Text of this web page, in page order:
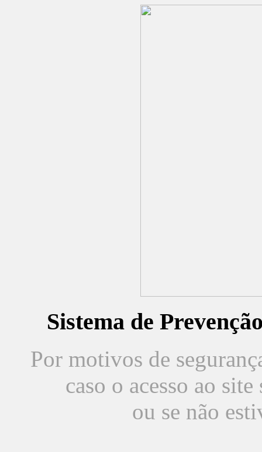
Sistema de
Por motivos de
caso o acesso ao
ou se não